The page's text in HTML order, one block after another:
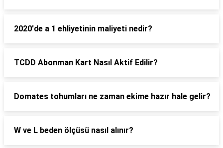
2020'de a 1 ehliyetinin maliyeti nedir?
TCDD Abonman Kart Nasıl Aktif Edilir?
Domates tohumları ne zaman ekime hazır hale gelir?
W ve L beden ölçüsü nasıl alınır?